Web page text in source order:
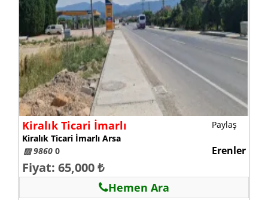
Kiralık Ticari İmarlı
Kiralık Ticari İmarlı Arsa
▨ 98600 Erenler
Fiyat: 65,000 ₺
Hemen Ara
Paylaş